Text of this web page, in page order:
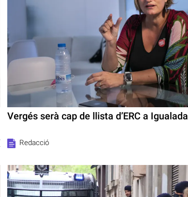
Vergés serà cap de llista d’ERC a Igualada
Redacció